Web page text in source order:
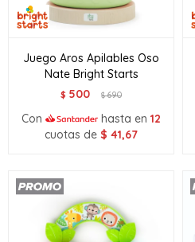
Juego Aros Apilables Oso
Nate Bright Starts
$ 500 $690
Con hasta en 12
cuotas de $ 41,67